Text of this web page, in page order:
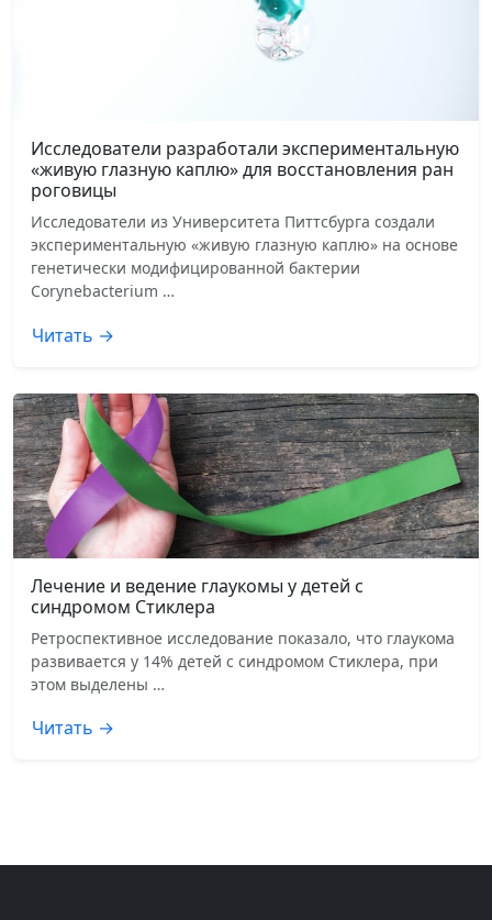
Исследователи разработали экспериментальную
«живую глазную каплю» для восстановления ран
роговицы
Исследователи из Университета Питтсбурга создали
экспериментальную «живую глазную каплю» на основе
генетически модифицированной бактерии
Corynebacterium …
Читать →
Лечение и ведение глаукомы у детей с
синдромом Стиклера
Ретроспективное исследование показало, что глаукома
развивается у 14% детей с синдромом Стиклера, при
этом выделены …
Читать →